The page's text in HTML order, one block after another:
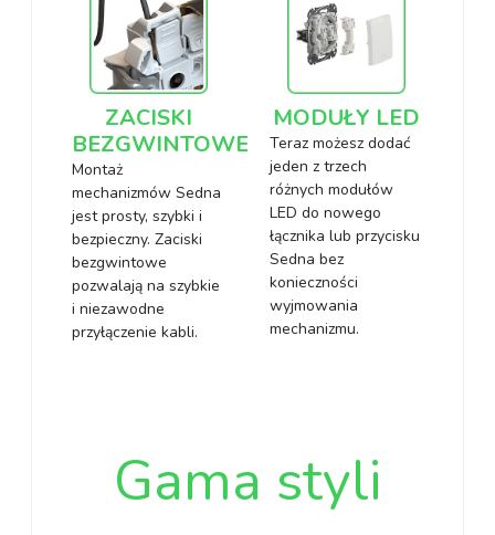
ZACISKI
BEZGWINTOWE
Montaż
mechanizmów Sedna
jest prosty, szybki i
bezpieczny. Zaciski
bezgwintowe
pozwalają na szybkie
i niezawodne
przyłączenie kabli.
MODUŁY LED
Teraz możesz dodać
jeden z trzech
różnych modułów
LED do nowego
łącznika lub przycisku
Sedna bez
konieczności
wyjmowania
mechanizmu.
Gama styli